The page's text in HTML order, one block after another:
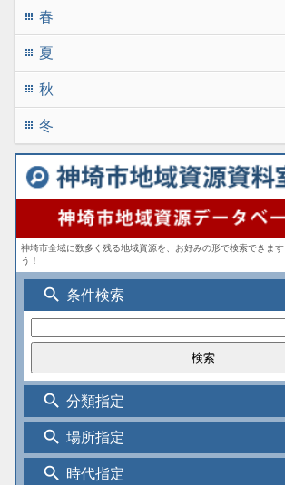
apps 春
apps 夏
apps 秋
apps 冬
神埼市全域に数多く残る地域資源を、お好みの形で検索できま
う！
search 条件検索
search 分類指定
search 場所指定
search 時代指定